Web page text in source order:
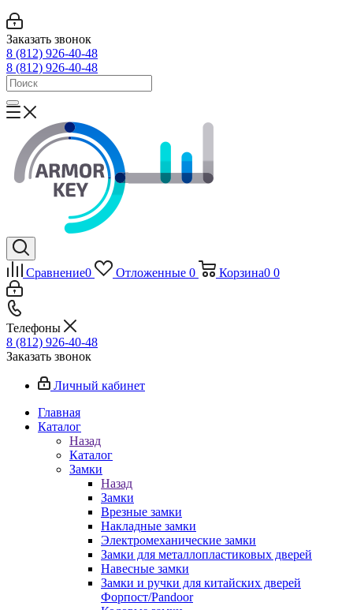
Заказать звонок
8 (812) 926-40-48
8 (812) 926-40-48
Сравнение0 Отложенные 0 Корзина0 0
Телефоны
8 (812) 926-40-48
Заказать звонок
Личный кабинет
Главная
Каталог
Назад
Каталог
Замки
Назад
Замки
Врезные замки
Накладные замки
Электромеханические замки
Замки для металлопластиковых дверей
Навесные замки
Замки и ручки для китайских дверей
Форпост/Раndoor